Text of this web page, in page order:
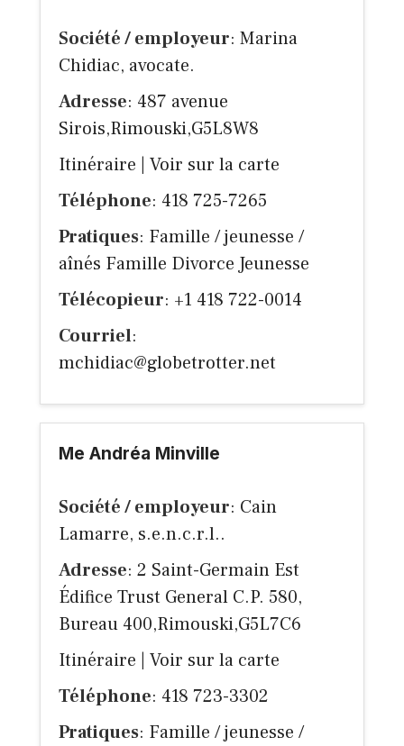
Société / employeur: Marina
Chidiac, avocate.
Adresse: 487 avenue
Sirois,Rimouski,G5L8W8
Itinéraire
Voir sur la carte
Téléphone: 418 725-7265
Pratiques: Famille / jeunesse /
aînés Famille Divorce Jeunesse
Télécopieur: +1 418 722-0014
Courriel:
mchidiac@globetrotter.net
Me Andréa Minville
Société / employeur: Cain
Lamarre, s.e.n.c.r.l..
Adresse: 2 Saint-Germain Est
Édifice Trust General C.P. 580,
Bureau 400,Rimouski,G5L7C6
Itinéraire
Voir sur la carte
Téléphone: 418 723-3302
Pratiques: Famille / jeunesse /